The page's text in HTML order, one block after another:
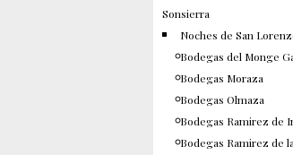
Sonsierra
Noches de San
Bodegas del Monge
Bodegas Moraza
Bodegas Olmaza
Bodegas Ramirez de
Bodegas Ramirez de